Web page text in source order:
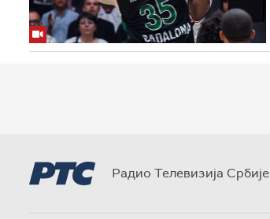
Радио Телевизија Србије